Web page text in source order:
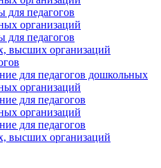
педагогов
организаций
педагогов
высших организаций
для педагогов дошкольных
организаций
для педагогов
организаций
для педагогов
высших организаций